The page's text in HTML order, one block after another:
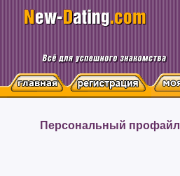
Персональный профайл